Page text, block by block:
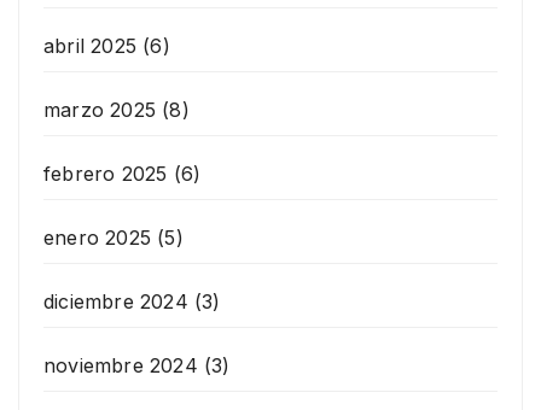
abril 2025 (6)
marzo 2025 (8)
febrero 2025 (6)
enero 2025 (5)
diciembre 2024 (3)
noviembre 2024 (3)